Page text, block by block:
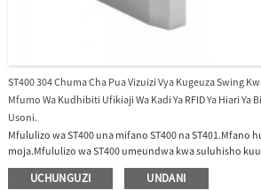
ST400 304 Chuma Cha Pua Vizuizi Vya Kugeuza Swing
Mfumo Wa Kudhibiti Ufikiaji Wa Kadi Ya RFID Ya Hiari Ya
Usoni.
Mfululizo wa ST400 una mifano ST400 na ST401.Mfano
moja.Mfululizo wa ST400 umeundwa kwa suluhisho
kiwanda, jengo la ofisi, shule na mazoezi nk. ST400
na mwanga wa LED kwenye baraza la mawaziri
UCHUNGUZI UNDANI